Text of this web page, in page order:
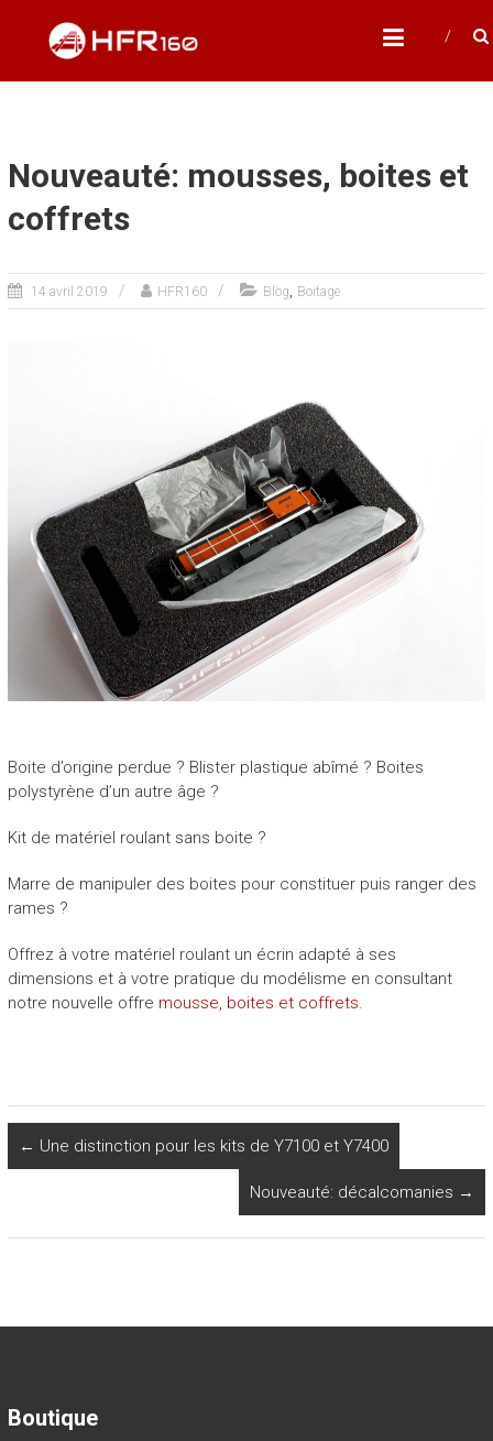
content
HFR160
Modélisme ferroviaire à l'échelle N
Nouveauté: mousses, boites et
coffrets
14 avril 2019 HFR160 Blog, Boitage
Boite d’origine perdue ? Blister plastique abîmé ? Boites
polystyrène d’un autre âge ?
Kit de matériel roulant sans boite ?
Marre de manipuler des boites pour constituer puis ranger des
rames ?
Offrez à votre matériel roulant un écrin adapté à ses
dimensions et à votre pratique du modélisme en consultant
notre nouvelle offre mousse, boites et coffrets.
← Une distinction pour les kits de Y7100 et Y7400
Nouveauté: décalcomanies →
Boutique